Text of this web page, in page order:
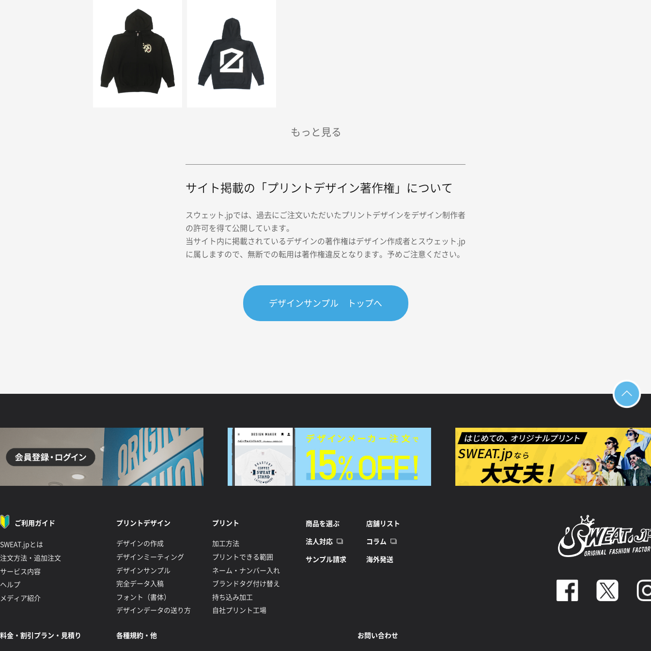
サイト掲載の「プリントデザイン著作権」について
スウェット.jpでは、過去にご注文いただいたプリントデザインをデザイン制作者
の許可を得て公開しています。
当サイト内に掲載されているデザインの著作権はデザイン作成者とスウェット.jp
に属しますので、無断での転用は著作権違反となります。予めご注意ください。
デザインサンプル トップへ
ご利用ガイド
SWEAT.jpとは
注文方法・追加注文
サービス内容
ヘルプ
メディア紹介
プリントデザイン
デザインの作成
デザインミーティング
デザインサンプル
完全データ入稿
フォント（書体）
デザインデータの送り方
プリント
加工方法
プリントできる範囲
ネーム・ナンバー入れ
ブランドタグ付け替え
持ち込み加工
自社プリント工場
商品を選ぶ
法人対応
サンプル請求
店舗リスト
コラム
海外発送
料金・割引プラン・見積り 各種規約・他 お問い合わせ